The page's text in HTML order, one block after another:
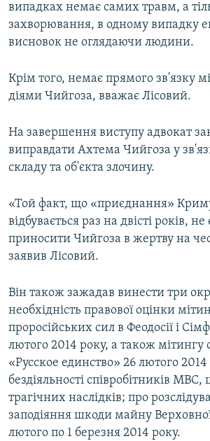
випадках немає самих травм, а
захворювання, в одному випадку
висновок не оглядаючи людини.
Крім того, немає прямого зв'язку
діями Чийгоза, вважає Лісовий.
На завершення виступу адвокат
виправдати Ахтема Чийгоза у
складу та об'єкта злочину.
«Той факт, що «приєднання» Криму
відбувається раз на двісті років,
приносити Чийгоза в жертву на
заявив Лісовий.
Він також зажадав винести три
необхідність правової оцінки
проросійських сил в Феодосії і
лютого 2014 року, а також мітингу
«Русское единство» 26 лютого
бездіяльності співробітників
трагічних наслідків; про
заподіяння шкоди майну
лютого по 1 березня 2014 року.